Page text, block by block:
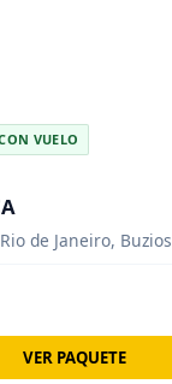
VUELO
de Janeiro, Buzios
VER PAQUETE